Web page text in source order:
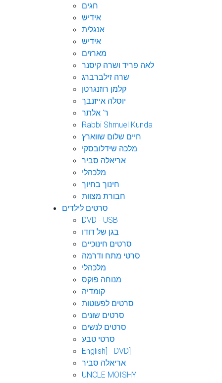
חגים
אידיש
אנגלית
אידיש
מארזים
לאה פריד ושרה קיסנר
שרה זילברברג
קלמן רוזנגרטן
יוסלה אייזנבך
ר' אלתר
Rabbi Shmuel Kunda
חיים שלום שווארץ
מלכה שידלובסקי
אריאלה סביר
מלכהלי
חינוך בחיוך
חבורת מצוות
סרטים לילדים
DVD - USB
בגן של דודו
סרטים חינוכיים
סרטי מתח ודרמה
מלכהלי
מנוחה פוקס
קומדיה
סרטים לפעוטות
סרטים שונים
סרטים לנשים
סרטי טבע
English] - DVD]
אריאלה סביר
UNCLE MOISHY